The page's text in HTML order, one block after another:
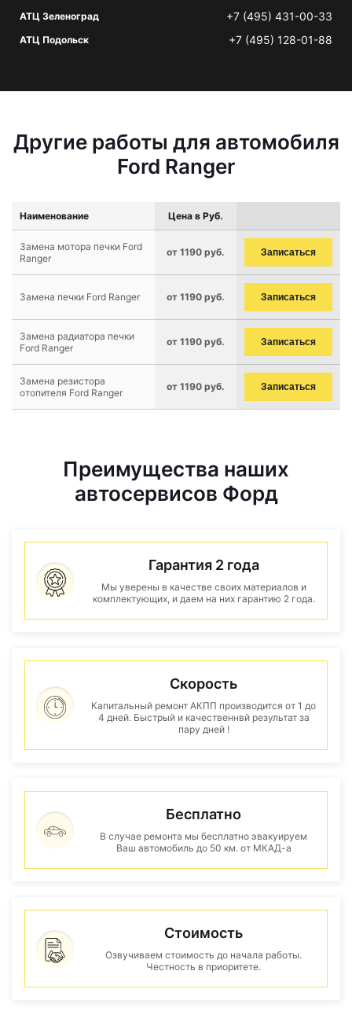
АТЦ Зеленоград +7 (495) 431-00-33
АТЦ Подольск +7 (495) 128-01-88
Другие работы для автомобиля
Ford Ranger
Наименование Цена в Руб.
Замена мотора печки Ford
Ranger
от 1190 руб. Записаться
Замена печки Ford Ranger от 1190 руб. Записаться
Замена радиатора печки
Ford Ranger
от 1190 руб. Записаться
Замена резистора
отопителя Ford Ranger
от 1190 руб. Записаться
Преимущества наших
автосервисов Форд
Гарантия 2 года
Мы уверены в качестве своих материалов и
комплектующих, и даем на них гарантию 2 года.
Скорость
Капитальный ремонт АКПП производится от 1 до
4 дней. Быстрый и качественнвй результат за
пару дней !
Бесплатно
В случае ремонта мы бесплатно эвакуируем
Ваш автомобиль до 50 км. от МКАД-а
Стоимость
Озвучиваем стоимость до начала работы.
Честность в приоритете.